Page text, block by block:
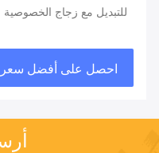
للتبديل مع زجاج الخصوصية
احصل على أفضل سعر